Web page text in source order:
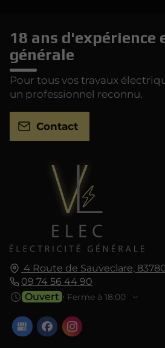
4 Route de Sauveclare,
09 74 56 44 90
Ouvert ⋅ Ferme à 18:00
18 ans d'expérience
générale
Pour tous vos travaux
un professionnel reconnu.
Contact